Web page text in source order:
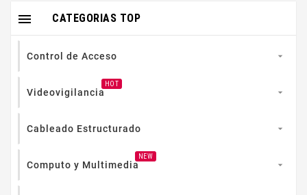
CATEGORIAS TOP

Control de Acceso 
Videovigilancia
HOT

Cableado Estructurado 
Computo y Multimedia
NEW
